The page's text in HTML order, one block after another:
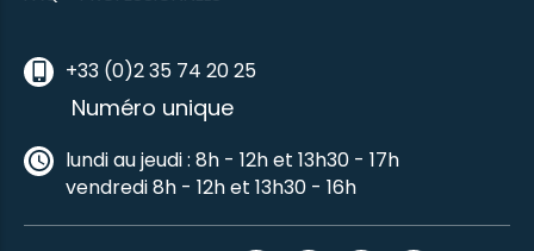
+33 (0)2 35 74 20 25
Numéro unique
lundi au jeudi : 8h - 12h et 13h30 - 17h
vendredi 8h - 12h et 13h30 - 16h